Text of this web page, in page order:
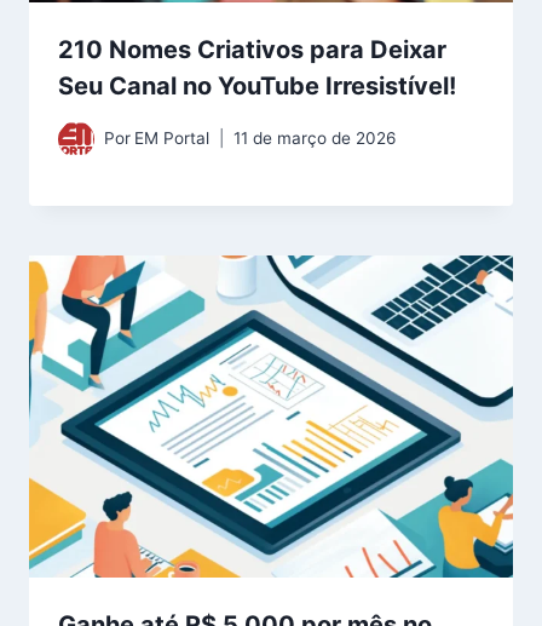
210 Nomes Criativos para Deixar
Seu Canal no YouTube Irresistível!
Por EM Portal 11 de março de 2026